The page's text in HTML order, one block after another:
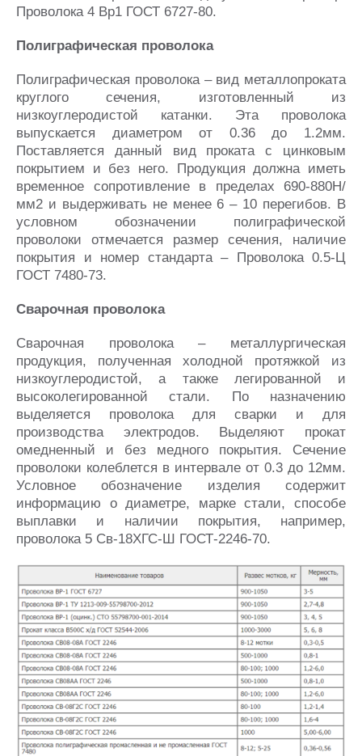
Проволока 4 Вр1 ГОСТ 6727-80.
Полиграфическая проволока
Полиграфическая проволока – вид металлопроката
круглого сечения, изготовленный из
низкоуглеродистой катанки. Эта проволока
выпускается диаметром от 0.36 до 1.2мм.
Поставляется данный вид проката с цинковым
покрытием и без него. Продукция должна иметь
временное сопротивление в пределах 690-880Н/
мм2 и выдерживать не менее 6 – 10 перегибов. В
условном обозначении полиграфической
проволоки отмечается размер сечения, наличие
покрытия и номер стандарта – Проволока 0.5-Ц
ГОСТ 7480-73.
Сварочная проволока
Сварочная проволока – металлургическая
продукция, полученная холодной протяжкой из
низкоуглеродистой, а также легированной и
высоколегированной стали. По назначению
выделяется проволока для сварки и для
производства электродов. Выделяют прокат
омедненный и без медного покрытия. Сечение
проволоки колеблется в интервале от 0.3 до 12мм.
Условное обозначение изделия содержит
информацию о диаметре, марке стали, способе
выплавки и наличии покрытия, например,
проволока 5 Св-18ХГС-Ш ГОСТ-2246-70.